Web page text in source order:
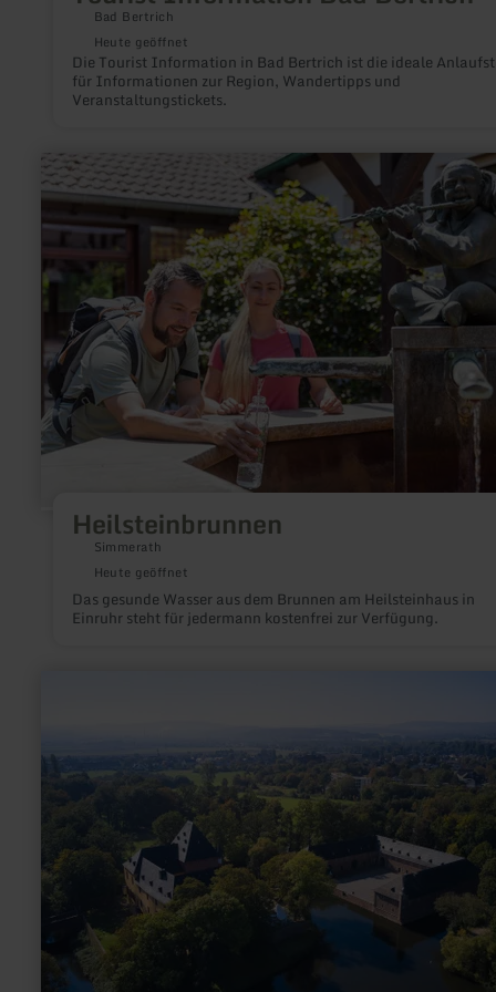
Bad Bertrich
Heute geöffnet
Die Tourist Information in Bad Bertrich ist die ideale
für Informationen zur Region, Wandertipps und
Veranstaltungstickets.
Heilsteinbrunnen
Simmerath
Heute geöffnet
Das gesunde Wasser aus dem Brunnen am Heilsteinhaus in
Einruhr steht für jedermann kostenfrei zur Verfügung.
mehr
erfahren
zu:
Tagungsstätte